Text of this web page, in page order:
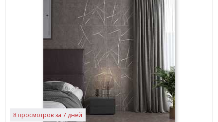
8 просмотров за 7 дней